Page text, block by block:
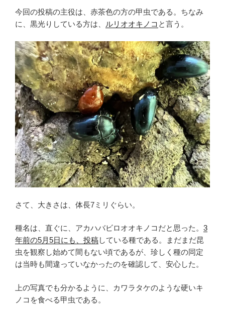
今回の投稿の主役は、赤茶色の方の甲虫である。ちなみ
に、黒光りしている方は、
ルリオオキノコ と言う。
さて、大きさは、体長7ミリぐらい。
種名は、直ぐに、アカハバビロオオキノコだと思った。 3
年前の5月5日にも、投稿している種である。まだまだ昆
虫を観察し始めて間もない頃であるが、珍しく種の同定
は当時も間違っていなかったのを確認して、安心した。
上の写真でも分かるように、カワラタケのような硬いキ
ノコを食べる甲虫である。